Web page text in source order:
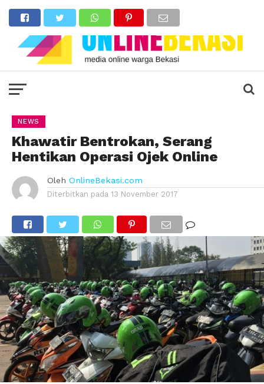
NEWS
Khawatir Bentrokan, Serang
Hentikan Operasi Ojek Online
Oleh OnlineBekasi.com
Diterbitkan pada 13 November 2017